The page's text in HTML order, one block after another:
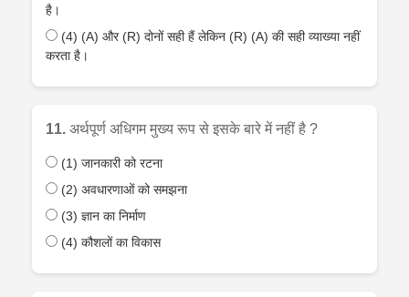
है।
(4) (A) और (R) दोनों सही हैं लेकिन (R) (A) की सही व्याख्या नहीं
करता है।
11. अर्थपूर्ण अधिगम मुख्य रूप से इसके बारे में नहीं है ?
(1) जानकारी को रटना
(2) अवधारणाओं को समझना
(3) ज्ञान का निर्माण
(4) कौशलों का विकास